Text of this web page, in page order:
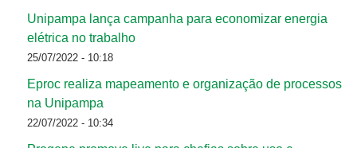
Unipampa lança campanha para economizar energia
elétrica no trabalho
25/07/2022 - 10:18
Eproc realiza mapeamento e organização de processos
na Unipampa
22/07/2022 - 10:34